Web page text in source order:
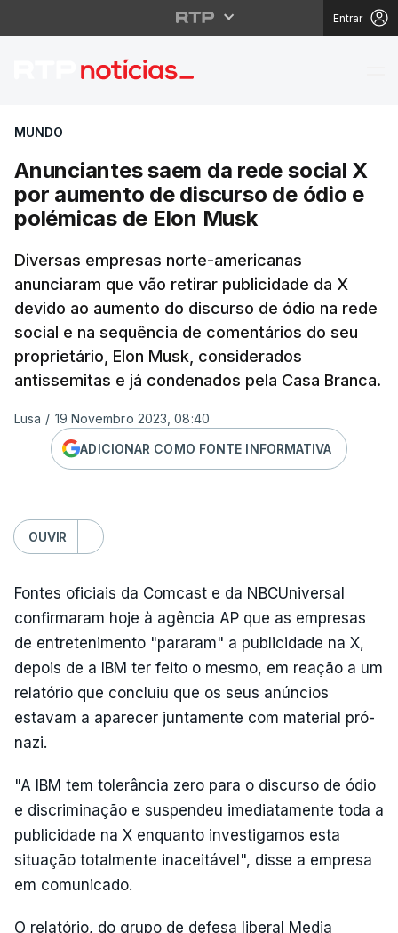
Entrar
Anunciantes saem da
MUNDO
Anunciantes saem da rede social X
por aumento de discurso de ódio e
polémicas de Elon Musk
Diversas empresas norte-americanas
anunciaram que vão retirar publicidade da X
devido ao aumento do discurso de ódio na rede
social e na sequência de comentários do seu
proprietário, Elon Musk, considerados
antissemitas e já condenados pela Casa Branca.
Lusa / 19 Novembro 2023, 08:40
ADICIONAR COMO FONTE INFORMATIVA
OUVIR
Fontes oficiais da Comcast e da NBCUniversal
confirmaram hoje à agência AP que as empresas
de entretenimento "pararam" a publicidade na X,
depois de a IBM ter feito o mesmo, em reação a um
relatório que concluiu que os seus anúncios
estavam a aparecer juntamente com material pró-
nazi.
"A IBM tem tolerância zero para o discurso de ódio
e discriminação e suspendeu imediatamente toda a
publicidade na X enquanto investigamos esta
situação totalmente inaceitável", disse a empresa
em comunicado.
O relatório, do grupo de defesa liberal Media